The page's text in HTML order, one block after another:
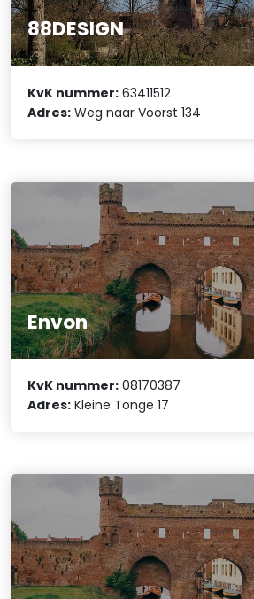
88DESIGN
KvK nummer: 63411512
Adres: Weg naar Voorst 134
Envon
KvK nummer: 08170387
Adres: Kleine Tonge 17